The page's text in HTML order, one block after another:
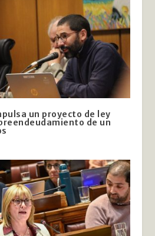
un proyecto de ley
de un